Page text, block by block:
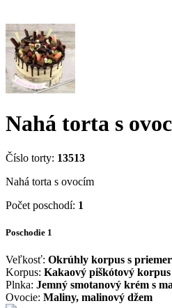
Nahá torta s
Číslo torty: 13513
Nahá torta s ovocím
Počet poschodí: 1
Poschodie 1
Veľkosť: Okrúhly korpus s
Korpus: Kakaový piškótový korpus
Plnka: Jemný smotanový krém s
Ovocie: Maliny, malinový džem